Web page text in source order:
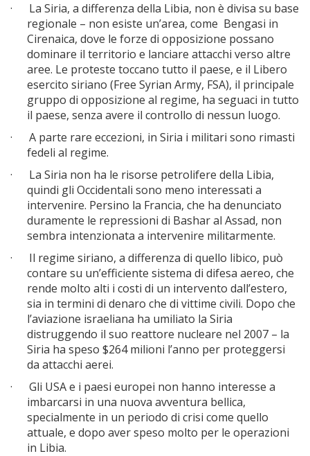
·
La Siria, a differenza della Libia, non è divisa su base
regionale – non esiste un’area, come Bengasi in
Cirenaica, dove le forze di opposizione possano
dominare il territorio e lanciare attacchi verso altre
aree. Le proteste toccano tutto il paese, e il Libero
esercito siriano (Free Syrian Army, FSA), il principale
gruppo di opposizione al regime, ha seguaci in tutto
il paese, senza avere il controllo di nessun luogo.
·
A parte rare eccezioni, in Siria i militari sono rimasti
fedeli al regime.
·
La Siria non ha le risorse petrolifere della Libia,
quindi gli Occidentali sono meno interessati a
intervenire. Persino la Francia, che ha denunciato
duramente le repressioni di Bashar al Assad, non
sembra intenzionata a intervenire militarmente.
·
Il regime siriano, a differenza di quello libico, può
contare su un’efficiente sistema di difesa aereo, che
rende molto alti i costi di un intervento dall’estero,
sia in termini di denaro che di vittime civili. Dopo che
l’aviazione israeliana ha umiliato la Siria
distruggendo il suo reattore nucleare nel 2007 – la
Siria ha speso $264 milioni l’anno per proteggersi
da attacchi aerei.
·
Gli USA e i paesi europei non hanno interesse a
imbarcarsi in una nuova avventura bellica,
specialmente in un periodo di crisi come quello
attuale, e dopo aver speso molto per le operazioni
in Libia.